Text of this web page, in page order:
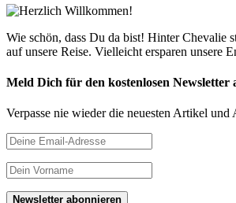
Wie schön, dass Du da bist! Hinter Chevalie
auf unsere Reise. Vielleicht ersparen unsere
Meld Dich für den kostenlosen Newsletter
Verpasse nie wieder die neuesten Artikel und